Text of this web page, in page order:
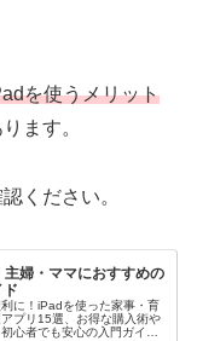
を使うメリット
ます。
ください。
婦・ママにおすすめの
に！iPadを使った家事・育
プリ15選、お得な購入術や
心者でも安心の入門ガイド